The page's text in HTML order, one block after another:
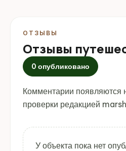
ОТЗЫВЫ
Отзывы
0 опубликовано
Комментарии появляются
проверки редакцией
У объекта пока нет